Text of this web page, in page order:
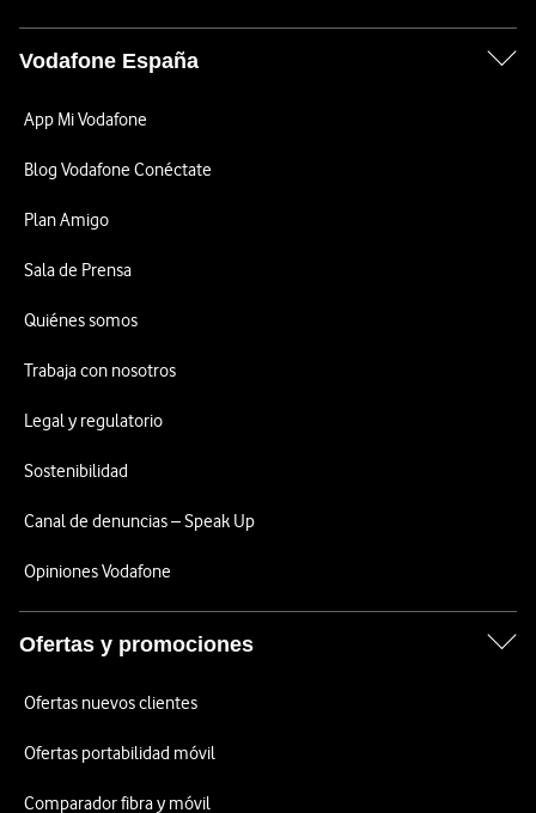
Vodafone España
App Mi Vodafone
Blog Vodafone Conéctate
Plan Amigo
Sala de Prensa
Quiénes somos
Trabaja con nosotros
Legal y regulatorio
Sostenibilidad
Canal de denuncias – Speak Up
Opiniones Vodafone
Ofertas y promociones
Ofertas nuevos clientes
Ofertas portabilidad móvil
Comparador fibra y móvil